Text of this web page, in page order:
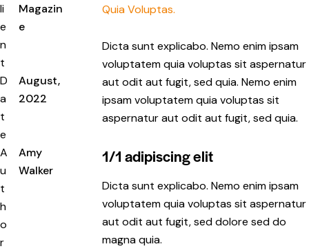
li
e
n
t
Magazin
e
D
a
t
e
August,
2022
A
u
t
h
o
r
Amy
Walker
Quia Voluptas.
Dicta sunt explicabo. Nemo enim ipsam
voluptatem quia voluptas sit aspernatur
aut odit aut fugit, sed quia. Nemo enim
ipsam voluptatem quia voluptas sit
aspernatur aut odit aut fugit, sed quia.
1/1 adipiscing elit
Dicta sunt explicabo. Nemo enim ipsam
voluptatem quia voluptas sit aspernatur
aut odit aut fugit, sed dolore sed do
magna quia.